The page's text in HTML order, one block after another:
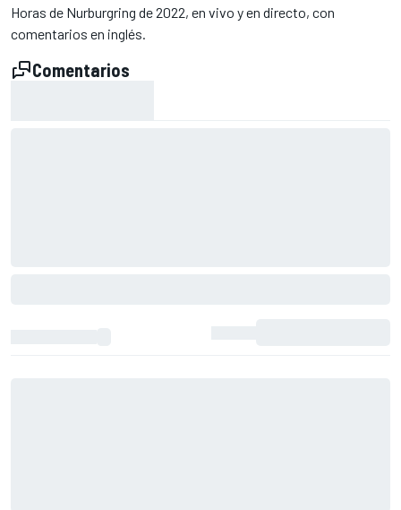
Horas de Nurburgring de 2022, en vivo y en directo, con
comentarios en inglés.
Comentarios